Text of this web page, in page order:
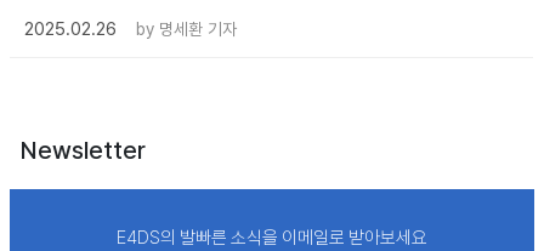
2025.02.26
by 명세환 기자
Newsletter
E4DS의 발빠른 소식을 이메일로 받아보세요